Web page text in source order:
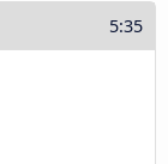
5:35